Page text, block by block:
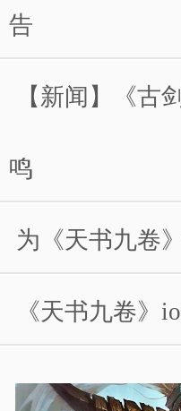
告
【新闻】《古
鸣
为《天书九卷
《天书九卷》